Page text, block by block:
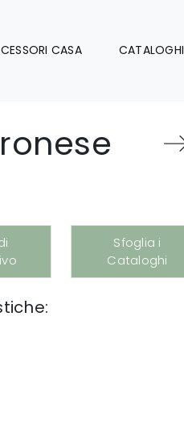
CASA CATALOGHI
Sfoglia i
Cataloghi